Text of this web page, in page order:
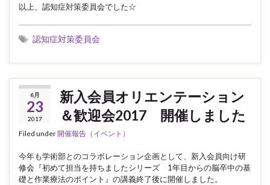
以上、認知症対策委員会でした☆
認知症対策委員会
6月
23
2017
新入会員オリエンテーション
＆歓迎会2017 開催しました
Filed under開催報告（イベント）
今年も学術部とのコラボレーション企画として、新入会員向け研
修会『初めて担当を持ちましたシリーズ 1年目からの脳卒中の基
礎と作業療法のポイント』の講義終了後に開催しました。